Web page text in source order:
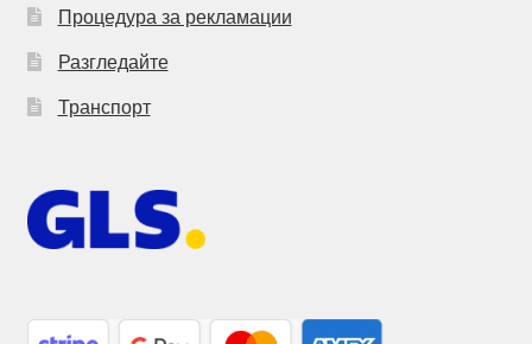
Процедура за рекламации
Разгледайте
Транспорт